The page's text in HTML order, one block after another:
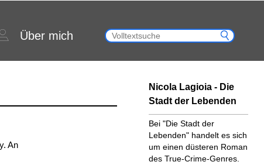
Über mich
An
Nicola Lagioia - Die
Stadt der Lebenden
Bei "Die Stadt der
Lebenden" handelt es sich
um einen düsteren Roman
des True-Crime-Genres.